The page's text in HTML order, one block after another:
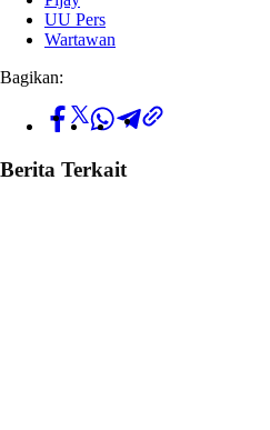
UU Pers
Wartawan
Bagikan:
Berita Terkait